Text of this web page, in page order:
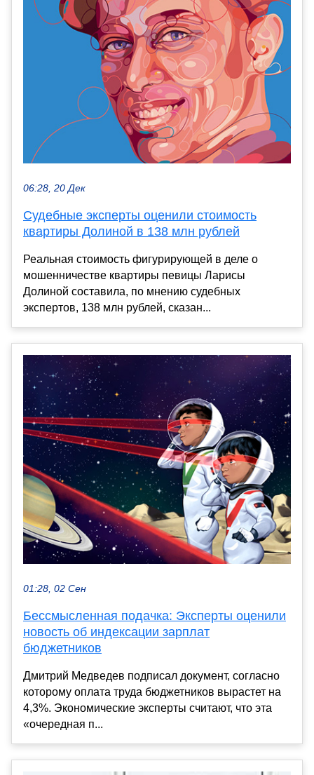
06:28, 20 Дек
Судебные эксперты оценили стоимость
квартиры Долиной в 138 млн рублей
Реальная стоимость фигурирующей в деле о
мошенничестве квартиры певицы Ларисы
Долиной составила, по мнению судебных
экспертов, 138 млн рублей, сказан...
01:28, 02 Сен
Бессмысленная подачка: Эксперты оценили
новость об индексации зарплат
бюджетников
Дмитрий Медведев подписал документ, согласно
которому оплата труда бюджетников вырастет на
4,3%. Экономические эксперты считают, что эта
«очередная п...